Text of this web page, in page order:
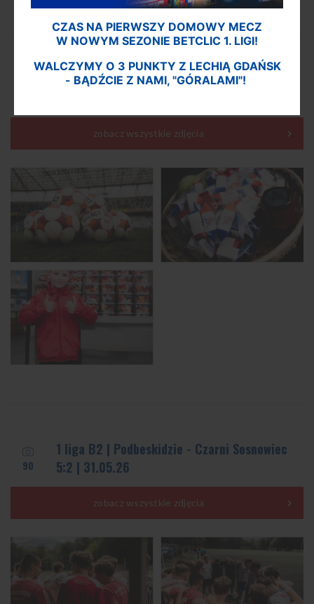
34. kolejka | Podbeskidzie Bielsko-Biała -
zobacz wszystkie zdjęcia
90
1 liga B2 | Podbeskidzie - Czarni Sosnowiec
5:2 | 31.05.26
zobacz wszystkie zdjęcia
CZAS NA PIERWSZY DOMOWY MECZ
W NOWYM SEZONIE BETCLIC 1. LIGI!
WALCZYMY O 3 PUNKTY Z LECHIĄ GDAŃSK
- BĄDŹCIE Z NAMI, "GÓRALAMI"!